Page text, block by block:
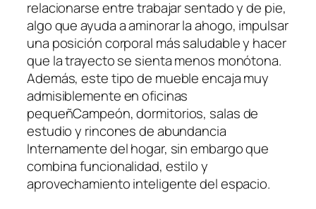
relacionarse entre trabajar sentado y de pie,
algo que ayuda a aminorar la ahogo, impulsar
una posición corporal más saludable y hacer
que la trayecto se sienta menos monótona.
Además, este tipo de mueble encaja muy
admisiblemente en oficinas
pequeñCampeón, dormitorios, salas de
estudio y rincones de abundancia
Internamente del hogar, sin embargo que
combina funcionalidad, estilo y
aprovechamiento inteligente del espacio.